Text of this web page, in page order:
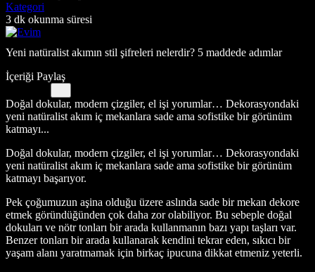
Kategori
3 dk okunma süresi
Yeni natüralist akımın stil şifreleri nelerdir? 5 maddede adımlar
İçeriği Paylaş
Doğal dokular, modern çizgiler, el işi yorumlar… Dekorasyondaki
yeni natüralist akım iç mekanlara sade ama sofistike bir görünüm
katmayı...
Doğal dokular, modern çizgiler, el işi yorumlar… Dekorasyondaki
yeni natüralist akım iç mekanlara sade ama sofistike bir görünüm
katmayı başarıyor.
Pek çoğumuzun aşina olduğu üzere aslında sade bir mekan dekore
etmek göründüğünden çok daha zor olabiliyor. Bu sebeple doğal
dokuları ve nötr tonları bir arada kullanmanın bazı yapı taşları var.
Benzer tonları bir arada kullanarak kendini tekrar eden, sıkıcı bir
yaşam alanı yaratmamak için birkaç ipucuna dikkat etmeniz yeterli.